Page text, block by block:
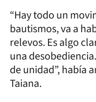
“Hay todo un
bautismos, va a
relevos. Es algo
una
de unidad”, había
Taiana.